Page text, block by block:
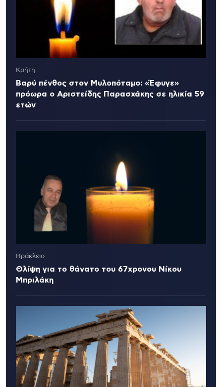
Κρήτη
Βαρύ πένθος στον Μυλοπόταμο: «Έφυγε»
πρόωρα ο Αριστείδης Παρασχάκης σε ηλικία 59
ετών
Ηράκλειο
Θλίψη για το θάνατο του 67χρονου Νίκου
Μπριλάκη